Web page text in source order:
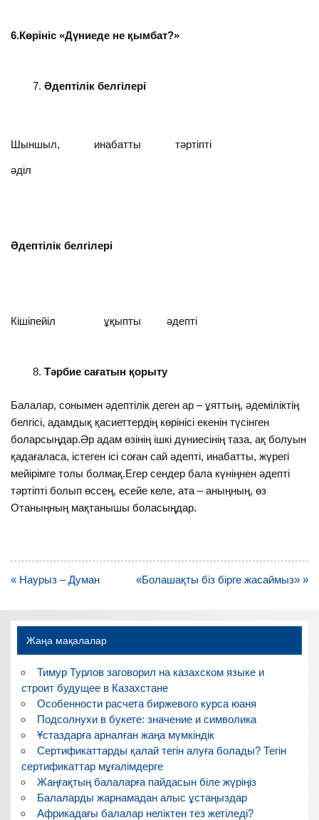
6.Көрініс «Дүниеде не қымбат?»
Әдептілік белгілері
Шыншыл, инабатты тәртіпті
әділ
Әдептілік белгілері
Кішіпейіл ұқыпты әдепті
Тәрбие сағатын қорыту
Балалар, сонымен әдептілік деген ар – ұяттың, әдеміліктің
белгісі, адамдық қасиеттердің көрінісі екенін түсінген
боларсыңдар.Әр адам өзінің ішкі дүниесінің таза, ақ болуын
қадағаласа, істеген ісі соған сай әдепті, инабатты, жүрегі
мейірімге толы болмақ.Егер сендер бала күніңнен әдепті
тәртіпті болып өссең, есейе келе, ата – аныңның, өз
Отаныңның мақтанышы боласыңдар.
Навигация
записям
« Наурыз – Думан «Болашақты біз бірге жасаймыз» »
Жаңа мақалалар
Тимур Турлов заговорил на казахском языке и
строит будущее в Казахстане
Особенности расчета биржевого курса юаня
Подсолнухи в букете: значение и символика
Ұстаздарға арналған жаңа мүмкіндік
Сертификаттарды қалай тегін алуға болады? Тегін
сертификаттар мұғалімдерге
Жаңғақтың балаларға пайдасын біле жүріңіз
Балаларды жарнамадан алыс ұстаңыздар
Африкадағы балалар неліктен тез жетіледі?